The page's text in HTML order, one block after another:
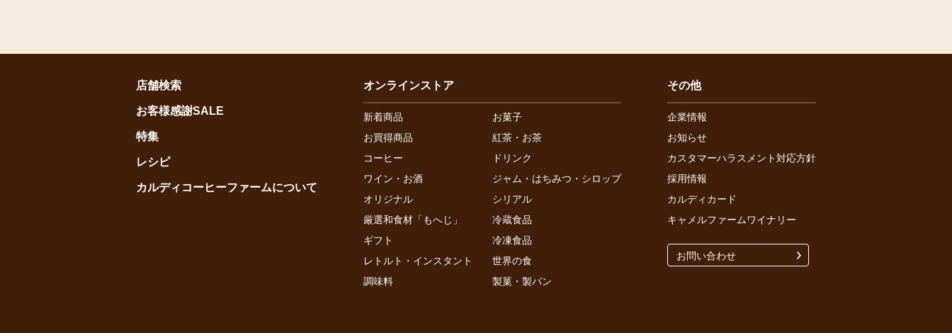
店舗検索
お客様感謝SALE
特集
レシピ
カルディコーヒーファームについて
オンラインストア
新着商品
お菓子
お買得商品
紅茶・お茶
コーヒー
ドリンク
ワイン・お酒
ジャム・はちみつ・シロップ
オリジナル
シリアル
厳選和食材「もへじ」
冷蔵食品
ギフト
冷凍食品
レトルト・インスタント
世界の食
調味料
製菓・製パン
その他
企業情報
お知らせ
カスタマーハラスメント対応方針
採用情報
カルディカード
キャメルファームワイナリー
お問い合わせ